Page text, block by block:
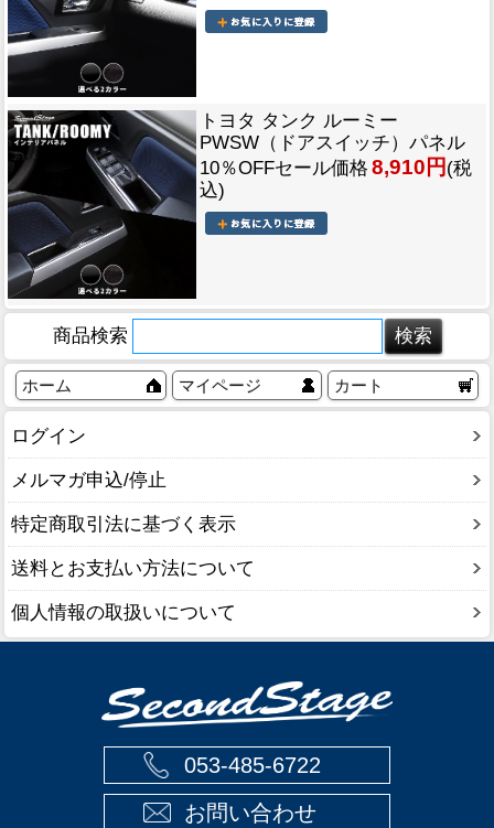
トヨタ タンク ルーミー
PWSW（ドアスイッチ）パネル
10％OFFセール価格 8,910円 (税
込)
商品検索
ホーム マイページ カート
ログイン
メルマガ申込/停止
特定商取引法に基づく表示
送料とお支払い方法について
個人情報の取扱いについて
053-485-6722
お問い合わせ